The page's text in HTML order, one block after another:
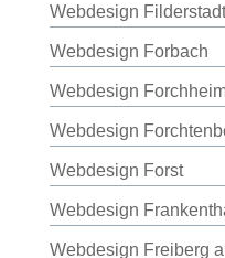
Webdesign Filderstadt
Webdesign Forbach
Webdesign
Webdesign
Webdesign Forst
Webdesign
Webdesign Freiberg